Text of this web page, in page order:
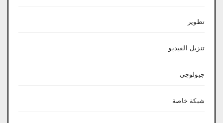
تطوير
تنزيل الفيديو
جيولوجي
شبكة خاصة